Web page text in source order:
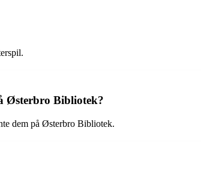
Østerbro Bibliotek?
dem på Østerbro Bibliotek.